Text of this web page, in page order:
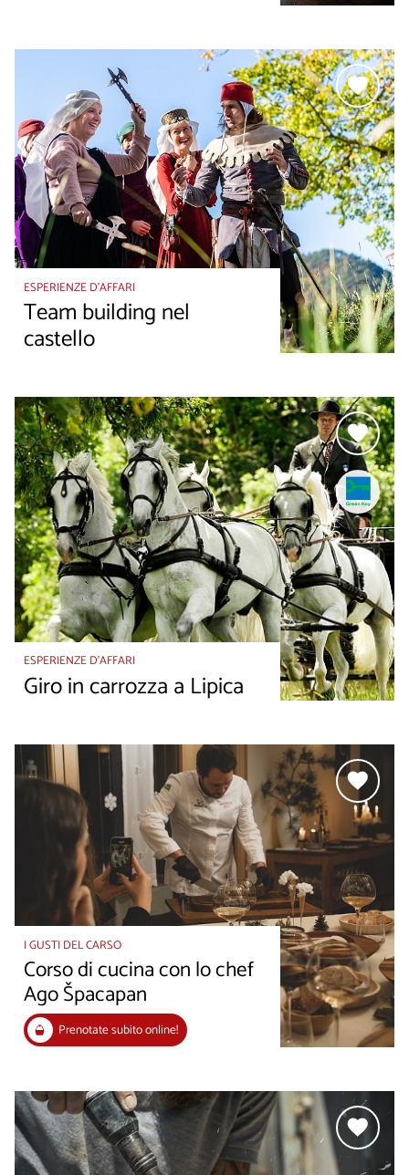
ESPERIENZE D’AFFARI
Team building nel
castello
ESPERIENZE D’AFFARI
Giro in carrozza a Lipica
I GUSTI DEL CARSO
Corso di cucina con lo chef
Ago Špacapan
Prenotate subito online!